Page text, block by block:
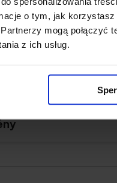
o tym, jak
mogą połączyć
z ich usług.